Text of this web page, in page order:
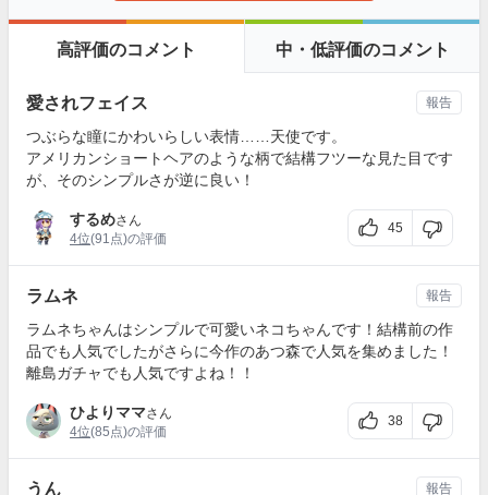
高評価のコメント 中・低評価のコメント
愛されフェイス
つぶらな瞳にかわいらしい表情……天使です。
アメリカンショートヘアのような柄で結構フツーな見た目です
が、そのシンプルさが逆に良い！
するめさん
4位(91点)の評価
45
報告
ラムネ
ラムネちゃんはシンプルで可愛いネコちゃんです！結構前の作
品でも人気でしたがさらに今作のあつ森で人気を集めました！
離島ガチャでも人気ですよね！！
ひよりママさん
4位(85点)の評価
38
報告
うん 報告